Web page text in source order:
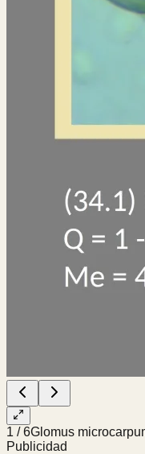
1 /6Glomus
Publicidad